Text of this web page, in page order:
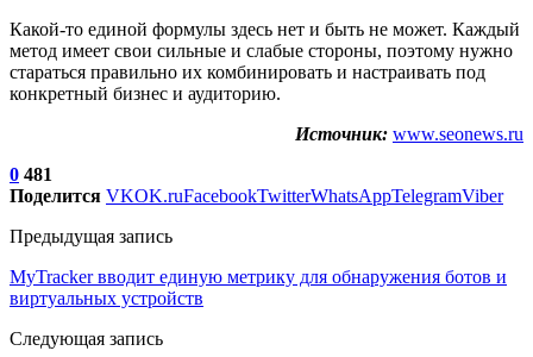
Какой-то единой формулы здесь нет и быть не может. Каждый
метод имеет свои сильные и слабые стороны, поэтому нужно
стараться правильно их комбинировать и настраивать под
конкретный бизнес и аудиторию.
Источник: www.seonews.ru
0 481
Поделится VKOK.ruFacebookTwitterWhatsAppTelegramViber
Предыдущая запись
MyTracker вводит единую метрику для обнаружения ботов и
виртуальных устройств
Следующая запись